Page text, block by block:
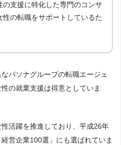
研究職 美容師 理容師
スク
サー ゲーム
支援に特化した専門のコンサ
の転職をサポートしているた
パソナグループの転職エージェ
の就業支援は得意としていま
活躍を推進しており、平成26年
営企業100選」にも選ばれていま